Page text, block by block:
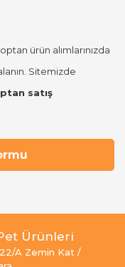
ürün alımlarınızda
Sitemizde
satış
Ürünleri
A Zemin Kat /